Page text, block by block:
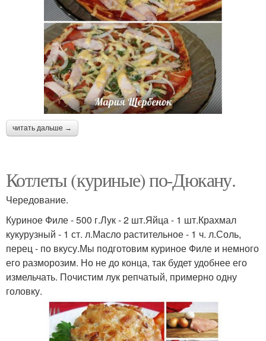
читать дальше →
Котлеты (куриные) по-Дюкану.
Чередование.
Куриное Филе - 500 г.Лук - 2 шт.Яйца - 1 шт.Крахмал
кукурузный - 1 ст. л.Масло растительное - 1 ч. л.Соль,
перец - по вкусу.Мы подготовим куриное Филе и немного
его разморозим. Но не до конца, так будет удобнее его
измельчать. Почистим лук репчатый, примерно одну
головку.